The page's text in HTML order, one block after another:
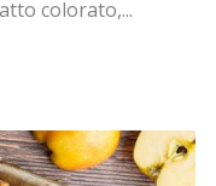
colorato,...